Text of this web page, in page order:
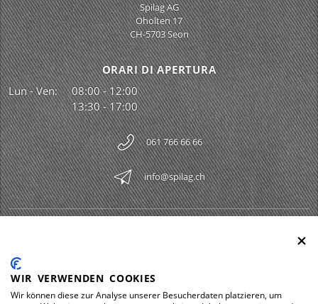
Spilag AG
Oholten 17
CH-5703 Seon
ORARI DI APERTURA
Lun - Ven:
08:00 - 12:00
13:30 - 17:00
061 766 66 66
info@spilag.ch
LEGAL
DOWNLOADS
WIR VERWENDEN COOKIES
Wir können diese zur Analyse unserer Besucherdaten platzieren, um